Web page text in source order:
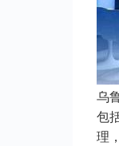
乌
包
理